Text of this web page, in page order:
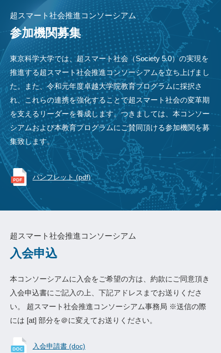
超スマート社会推進コンソーシアム
参加機関募集
東京科学大学では、超スマート社会（Society 5.0）の実現を
推進する超スマート社会推進コンソーシアムを立ち上げまし
た。また、令和元年度卓越大学院教育プログラムに採択さ
れ、これらの連携を強化することで超スマート社会の変革期
を支えるリーダーを養成します。つきましては、本コンソー
シアムおよび本教育プログラムにご賛同頂ける参加機関を募
集致します。
パンフレット (pdf)
超スマート社会推進コンソーシアム
入会申込
本コンソーシアムに入会をご希望の方は、約款にご同意頂き
入会申込書にご記入の上、下記アドレスまでお送りくださ
い。 超スマート社会推進コンソーシアム事務局 ※送信の際
には [at] 部分を＠に変えてお送りください。
入会申請書 (doc)